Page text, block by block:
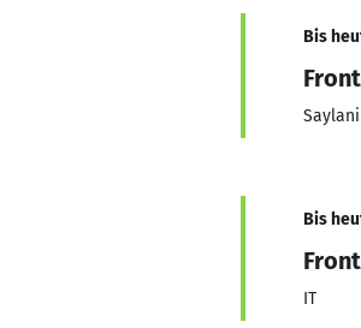
Bis
Bis
IT